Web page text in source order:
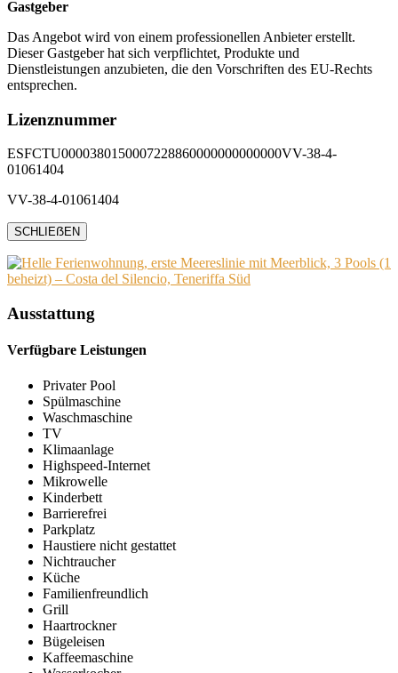
Gastgeber
Das Angebot wird von einem professionellen Anbieter erstellt.
Dieser Gastgeber hat sich verpflichtet, Produkte und
Dienstleistungen anzubieten, die den Vorschriften des EU-Rechts
entsprechen.
Lizenznummer
ESFCTU0000380150007228860000000000000VV-38-4-
01061404
VV-38-4-01061404
SCHLIEẞEN
Ausstattung
Verfügbare Leistungen
Privater Pool
Spülmaschine
Waschmaschine
TV
Klimaanlage
Highspeed-Internet
Mikrowelle
Kinderbett
Barrierefrei
Parkplatz
Haustiere nicht gestattet
Nichtraucher
Küche
Familienfreundlich
Grill
Haartrockner
Bügeleisen
Kaffeemaschine